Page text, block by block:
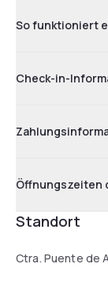
So funktioniert
Check-in-
Öffnungszeiten
Standort
Ctra. Puente de